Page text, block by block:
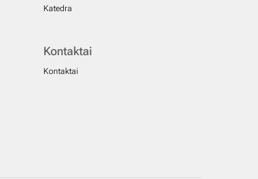
Katedra
Kontaktai
Kontaktai